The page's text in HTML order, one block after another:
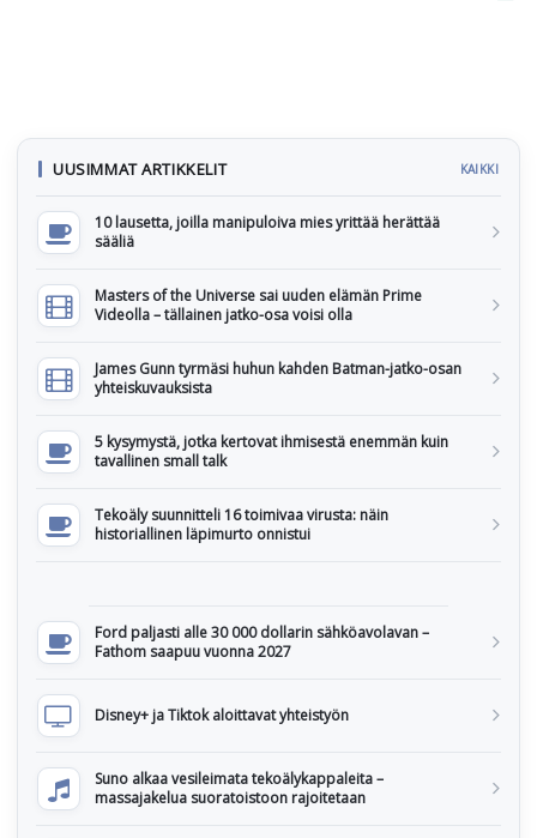
UUSIMMAT ARTIKKELIT KAIKKI
10 lausetta, joilla manipuloiva mies yrittää herättää
sääliä
Masters of the Universe sai uuden elämän Prime
Videolla – tällainen jatko-osa voisi olla
James Gunn tyrmäsi huhun kahden Batman-jatko-osan
yhteiskuvauksista
5 kysymystä, jotka kertovat ihmisestä enemmän kuin
tavallinen small talk
Tekoäly suunnitteli 16 toimivaa virusta: näin
historiallinen läpimurto onnistui
Ford paljasti alle 30 000 dollarin sähköavolavan –
Fathom saapuu vuonna 2027
Disney+ ja Tiktok aloittavat yhteistyön
Suno alkaa vesileimata tekoälykappaleita –
massajakelua suoratoistoon rajoitetaan